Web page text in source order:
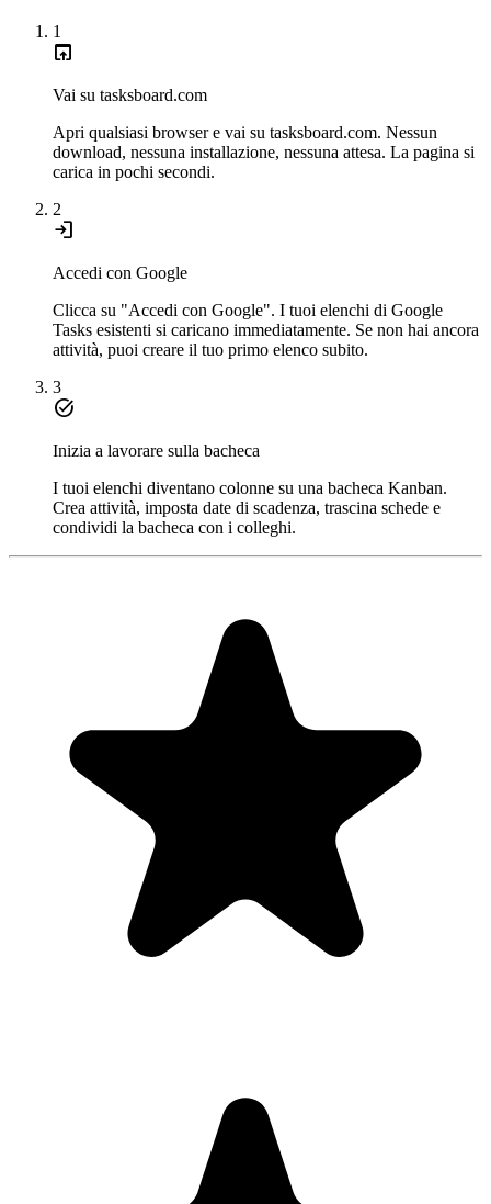
1
open_in_browser
Vai su tasksboard.com
Apri qualsiasi browser e vai su tasksboard.com. Nessun
download, nessuna installazione, nessuna attesa. La pagina si
carica in pochi secondi.
2
login
Accedi con Google
Clicca su "Accedi con Google". I tuoi elenchi di Google
Tasks esistenti si caricano immediatamente. Se non hai ancora
attività, puoi creare il tuo primo elenco subito.
3
task_alt
Inizia a lavorare sulla bacheca
I tuoi elenchi diventano colonne su una bacheca Kanban.
Crea attività, imposta date di scadenza, trascina schede e
condividi la bacheca con i colleghi.
"Always have 101 things to do and this helps me organize and
prioritize like no other app can. It syncs to my phone and laptop, and
when I add dates to tasks, they automatically integrate into my
Google Calendar, which is immensely convenient. I can look at my
daily, weekly, and monthly overview in Google Calendar and
clearly see how much I was able to accomplish! Great tool indeed.
Excited to see how it will evolve over time."